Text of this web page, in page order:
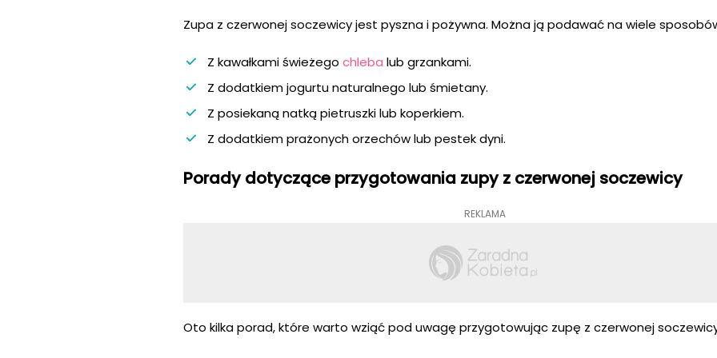
Zupa z czerwonej soczewicy jest pyszna i pożywna. Można ją podawać na wiele
Z kawałkami świeżego chleba lub grzankami.
Z dodatkiem jogurtu naturalnego lub śmietany.
Z posiekaną natką pietruszki lub koperkiem.
Z dodatkiem prażonych orzechów lub pestek dyni.
Porady dotyczące przygotowania zupy z czerwonej soczewicy
REKLAMA
Oto kilka porad, które warto wziąć pod uwagę przygotowując zupę z czerwonej